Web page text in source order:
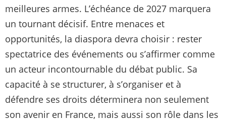
meilleures armes. L’échéance de 2027 marquera
un tournant décisif. Entre menaces et
opportunités, la diaspora devra choisir : rester
spectatrice des événements ou s’affirmer comme
un acteur incontournable du débat public. Sa
capacité à se structurer, à s’organiser et à
défendre ses droits déterminera non seulement
son avenir en France, mais aussi son rôle dans les